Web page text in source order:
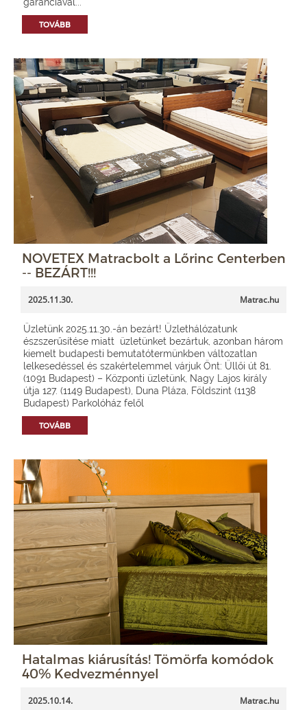
TOVÁBB
NOVETEX Matracbolt a Lőrinc Centerben
-- BEZÁRT!!!
2025.11.30. Matrac.hu
Üzletünk 2025.11.30.-án bezárt! Üzlethálózatunk
észszerűsítése miatt üzletünket bezártuk, azonban három
kiemelt budapesti bemutatótermünkben változatlan
lelkesedéssel és szakértelemmel várjuk Önt: Üllői út 81.
(1091 Budapest) – Központi üzletünk, Nagy Lajos király
útja 127. (1149 Budapest), Duna Pláza, Földszint (1138
Budapest) Parkolóház felől
TOVÁBB
Hatalmas kiárusítás! Tömörfa komódok
40% Kedvezménnyel
2025.10.14. Matrac.hu